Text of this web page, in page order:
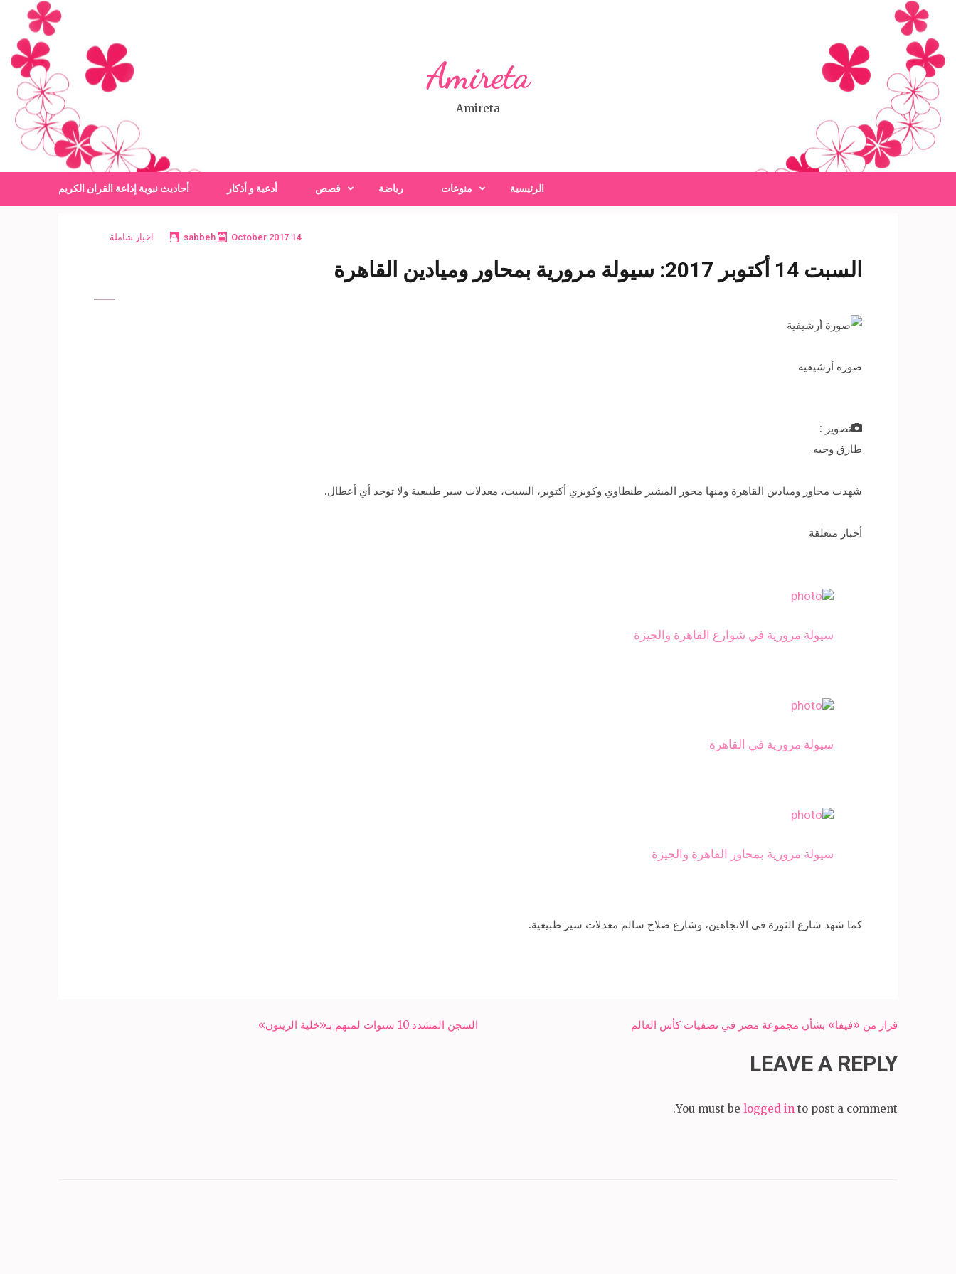
content
(Press
Enter)
Amireta
Amireta
الرئيسية منوعات رياضة قصص أدعية و أذكار أحاديث نبوية إذاعة القران الكريم
14 October 2017
sabbeh اخبار شاملة
السبت 14 أكتوبر 2017: سيولة مرورية بمحاور وميادين القاهرة
صورة أرشيفية
تصوير :
طارق وجيه
شهدت محاور وميادين القاهرة ومنها محور المشير طنطاوي وكوبري أكتوبر، السبت، معدلات سير طبيعية ولا توجد أي أعطال.
أخبار متعلقة
سيولة مرورية في شوارع القاهرة والجيزة
سيولة مرورية في القاهرة
سيولة مرورية بمحاور القاهرة والجيزة
كما شهد شارع الثورة في الاتجاهين، وشارع صلاح سالم معدلات سير طبيعية.
Post
السجن المشدد 10 سنوات لمتهم بـ«خلية الزيتون» قرار من «فيفا» بشأن مجموعة مصر في تصفيات كأس العالم
LEAVE A REPLY
You must be logged in to post a comment.